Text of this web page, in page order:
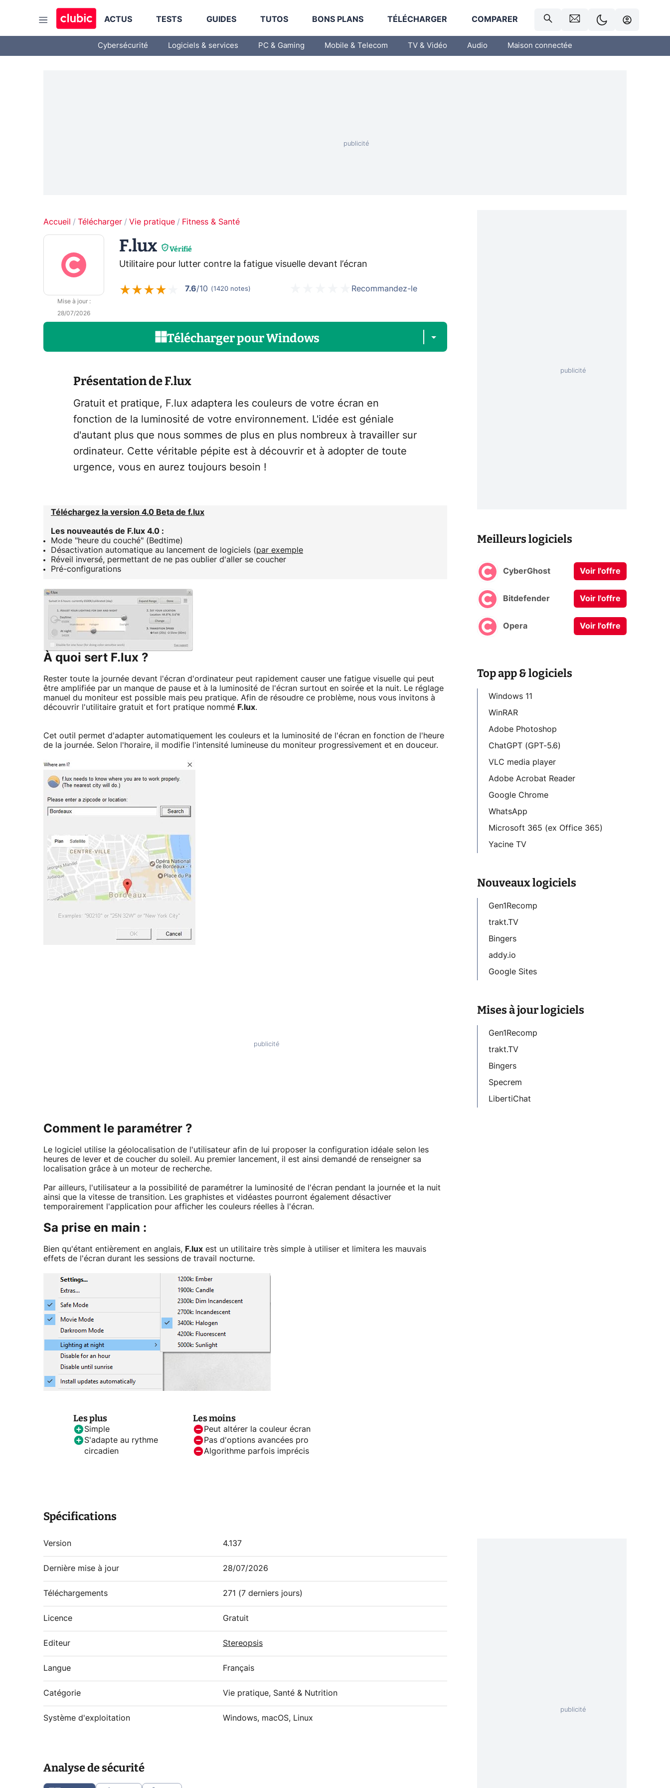
ACTUS TESTS GUIDES TUTOS BONS PLANS TÉLÉCHARGER COMPARER
Cybersécurité Logiciels & services PC & Gaming Mobile & Telecom TV & Vidéo Audio Maison connectée
Accueil Télécharger Vie pratique Fitness & Santé
Mise à jour:
28/07/2026
F.lux Vérifié
Utilitaire pour lutter contre la fatigue visuelle devant l’écran
7.6/10 (1420 notes) Recommandez-le
TéléchargerpourWindows
Présentation de F.lux
Gratuit et pratique, F.lux adaptera les couleurs de votre écran en
fonction de la luminosité de votre environnement. L'idée est géniale
d'autant plus que nous sommes de plus en plus nombreux à travailler sur
ordinateur. Cette véritable pépite est à découvrir et à adopter de toute
urgence, vous en aurez toujours besoin !
Téléchargez la version 4.0 Beta de f.lux
Les nouveautés de F.lux 4.0 :
Mode "heure du couché" (Bedtime)
Désactivation automatique au lancement de logiciels (par exemple
Réveil inversé, permettant de ne pas oublier d'aller se coucher
Pré-configurations
À quoi sert F.lux ?
Rester toute la journée devant l'écran d'ordinateur peut rapidement causer une fatigue visuelle qui peut
être amplifiée par un manque de pause et à la luminosité de l'écran surtout en soirée et la nuit. Le réglage
manuel du moniteur est possible mais peu pratique. Afin de résoudre ce problème, nous vous invitons à
découvrir l'utilitaire gratuit et fort pratique nommé F.lux.
Cet outil permet d'adapter automatiquement les couleurs et la luminosité de l'écran en fonction de l'heure
de la journée. Selon l'horaire, il modifie l'intensité lumineuse du moniteur progressivement et en douceur.
Comment le paramétrer ?
Le logiciel utilise la géolocalisation de l'utilisateur afin de lui proposer la configuration idéale selon les
heures de lever et de coucher du soleil. Au premier lancement, il est ainsi demandé de renseigner sa
localisation grâce à un moteur de recherche.
Par ailleurs, l'utilisateur a la possibilité de paramétrer la luminosité de l'écran pendant la journée et la nuit
ainsi que la vitesse de transition. Les graphistes et vidéastes pourront également désactiver
temporairement l'application pour afficher les couleurs réelles à l'écran.
Sa prise en main :
Bien qu'étant entièrement en anglais, F.lux est un utilitaire très simple à utiliser et limitera les mauvais
effets de l'écran durant les sessions de travail nocturne.
Les plus
Simple
S'adapte au rythme
circadien
Les moins
Peut altérer la couleur écran
Pas d'options avancées pro
Algorithme parfois imprécis
Spécifications
Version 4.137
Dernière mise à jour 28/07/2026
Téléchargements 271 (7 derniers jours)
Licence Gratuit
Editeur Stereopsis
Langue Français
Catégorie Vie pratique, Santé & Nutrition
Système d'exploitation Windows, macOS, Linux
Analyse de sécurité
Meilleurs logiciels
CyberGhost Voir l'offre
Bitdefender Voir l'offre
Opera Voir l'offre
Top app & logiciels
Windows 11
WinRAR
Adobe Photoshop
ChatGPT (GPT-5.6)
VLC media player
Adobe Acrobat Reader
Google Chrome
WhatsApp
Microsoft 365 (ex Office 365)
Yacine TV
Nouveaux logiciels
Gen1Recomp
trakt.TV
Bingers
addy.io
Google Sites
Mises à jour logiciels
Gen1Recomp
trakt.TV
Bingers
Specrem
LibertiChat